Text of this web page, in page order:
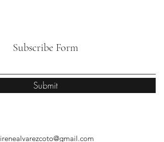
Subscribe Form
Submit
irenealvarezcoto@gmail.com